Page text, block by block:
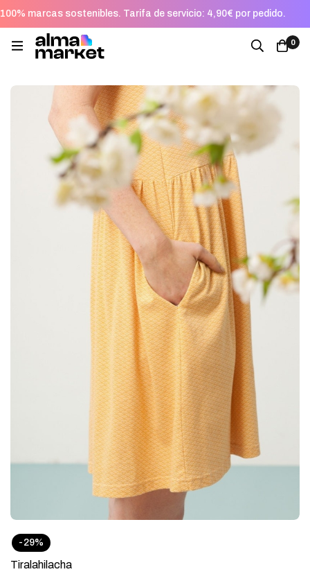
100% marcas sostenibles. Tarifa de servicio: 4,90€ por pedido.
0
-29%
Tiralahilacha